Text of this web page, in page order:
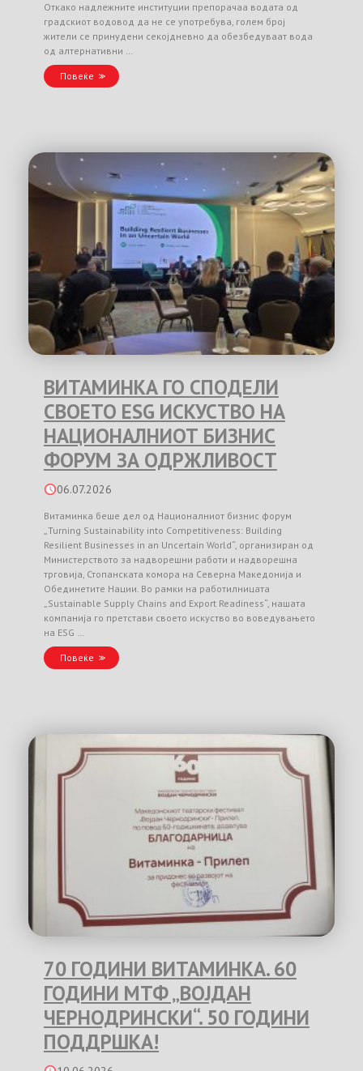
Откако надлежните институции препорачаа водата од
градскиот водовод да не се употребува, голем број
жители се принудени секојдневно да обезбедуваат вода
од алтернативни …
Повеќе
ВИТАМИНКА ГО СПОДЕЛИ
СВОЕТО ESG ИСКУСТВО НА
НАЦИОНАЛНИОТ БИЗНИС
ФОРУМ ЗА ОДРЖЛИВОСТ
06.07.2026
Витаминка беше дел од Националниот бизнис форум
„Turning Sustainability into Competitiveness: Building
Resilient Businesses in an Uncertain World“, организиран од
Министерството за надворешни работи и надворешна
трговија, Стопанската комора на Северна Македонија и
Обединетите Нации. Во рамки на работилницата
„Sustainable Supply Chains and Export Readiness“, нашата
компанија го претстави своето искуство во воведувањето
на ESG …
Повеќе
70 ГОДИНИ ВИТАМИНКА. 60
ГОДИНИ МТФ „ВОЈДАН
ЧЕРНОДРИНСКИ“. 50 ГОДИНИ
ПОДДРШКА!